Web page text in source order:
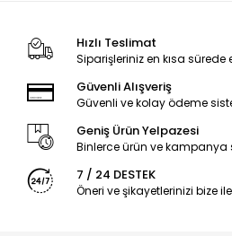
Ekran Türü
Ekran Kalite Durumu
Hızlı Teslimat
Siparişleriniz en kısa sürede
Güvenli Alışveriş
Güvenli ve kolay ödeme
Geniş Ürün Yelpazesi
Binlerce ürün ve kampanya
7 / 24 DESTEK
Öneri ve şikayetlerinizi bize